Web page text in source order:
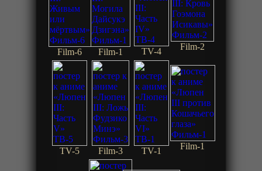
Film-6 Film-1 TV-4 Film-2
TV-5 Film-3 TV-1 Film-1